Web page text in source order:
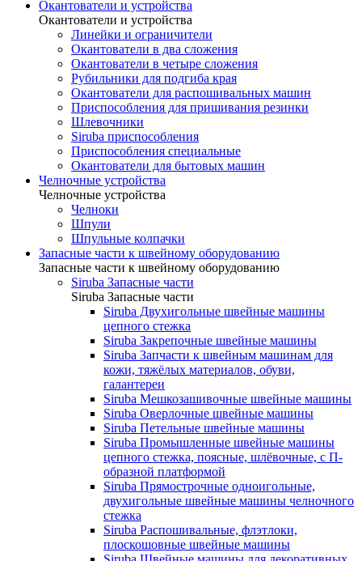
Окантователи и устройства
Окантователи и устройства
Линейки и ограничители
Окантователи в два сложения
Окантователи в четыре сложения
Рубильники для подгиба края
Окантователи для распошивальных машин
Приспособления для пришивания резинки
Шлевочники
Siruba приспособления
Приспособления специальные
Окантователи для бытовых машин
Челночные устройства
Челночные устройства
Челноки
Шпули
Шпульные колпачки
Запасные части к швейному оборудованию
Запасные части к швейному оборудованию
Siruba Запасные части
Siruba Запасные части
Siruba Двухигольные швейные машины
цепного стежка
Siruba Закрепочные швейные машины
Siruba Запчасти к швейным машинам для
кожи, тяжёлых материалов, обуви,
галантереи
Siruba Мешкозашивочные швейные машины
Siruba Оверлочные швейные машины
Siruba Петельные швейные машины
Siruba Промышленные швейные машины
цепного стежка, поясные, шлёвочные, с П-
образной платформой
Siruba Прямострочные одноигольные,
двухигольные швейные машины челночного
стежка
Siruba Распошивальные, флэтлоки,
плоскошовные швейные машины